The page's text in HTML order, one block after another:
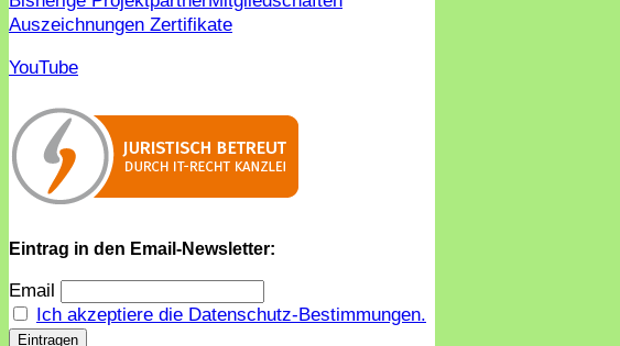
Auszeichnungen Zertifikate
YouTube
Eintrag in den Email-Newsletter:
Email
Ich akzeptiere die Datenschutz-Bestimmungen.